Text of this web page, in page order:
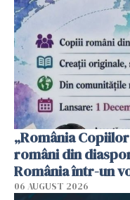
„România
români din
România într-un
06 AUGUST 2026